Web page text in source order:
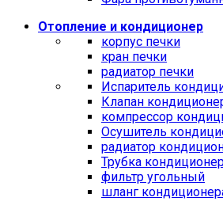
Отопление и кондиционер
корпус печки
кран печки
радиатор печки
Испаритель
Клапан
компрессор
Осушитель
радиатор
Трубка
фильтр угольный
шланг